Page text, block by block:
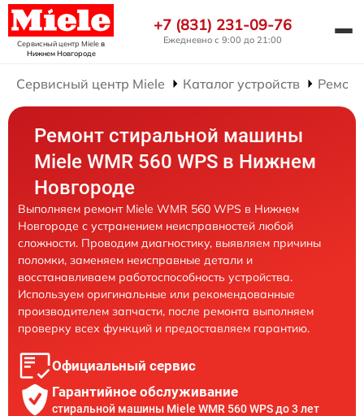
Сервисный центр Mieleв
Нижнем Новгороде
+7 (831) 231-09-76
Ежедневно с 9:00 до 21:00
Сервисный центр Miele Каталог устройств
Ремонт стиральной машины
Miele WMR 560 WPS в Нижнем
Новгороде
Выполняем ремонт Miele WMR 560 WPS в Нижнем
Новгороде с устранением неисправностей любой
сложности. Проводим диагностику, выявляем причины
поломки, заменяем неисправные детали и
восстанавливаем работоспособность устройства.
Используем оригинальные или рекомендованные
производителем запчасти, после ремонта выполняем
проверку всех функций и предоставляем гарантию.
Официальный сервис
Гарантийное обслуживание
стиральной машины Miele WMR 560 WPS до 3 лет